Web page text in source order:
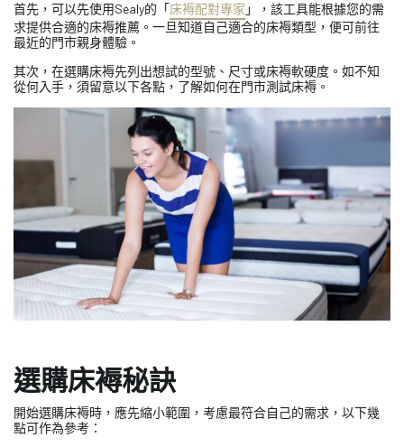
首先，可以先使用Sealy的「床褥配對專家 」，該工具能根據您的需
求提供合適的床褥推薦。一旦知道自己適合的床褥類型，便可前往
最近的門市親身體驗。
其次，在選購床褥先列出想試的型號、尺寸或床褥軟硬度。如不知
從何入手，須留意以下各點，了解如何在門市測試床褥。
選購床褥秘訣
開始選購床褥時，應先縮小範圍，考慮最符合自己的需求，以下幾
點可作為參考：